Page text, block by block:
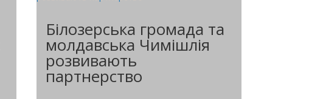
Білозерська громада та
молдавська Чимішлія
розвивають
партнерство